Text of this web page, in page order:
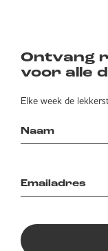
Ontvang
voor alle
Elke week de